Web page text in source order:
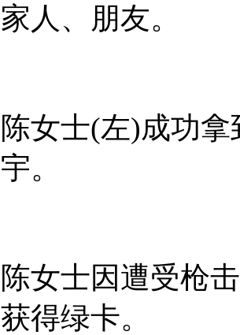
家人、朋友。
陈女士(左)成功
宇。
陈女士因遭受枪
获得绿卡。